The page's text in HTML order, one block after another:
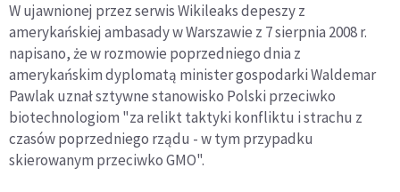
W ujawnionej przez serwis Wikileaks depeszy z
amerykańskiej ambasady w Warszawie z 7 sierpnia 2008 r.
napisano, że w rozmowie poprzedniego dnia z
amerykańskim dyplomatą minister gospodarki Waldemar
Pawlak uznał sztywne stanowisko Polski przeciwko
biotechnologiom "za relikt taktyki konfliktu i strachu z
czasów poprzedniego rządu - w tym przypadku
skierowanym przeciwko GMO".